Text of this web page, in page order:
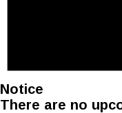
Notice
There are no